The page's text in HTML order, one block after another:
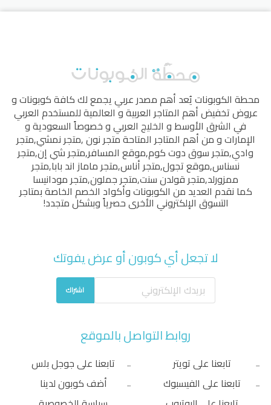
محطة الكوبوناتيُعد أهم مصدر عربي يجمع لك كافة كوبونات و
عروض تخفيض أهم المتاجر العربية و العالمية للمستخدم العربي
في الشرق الأوسط و الخليج العربي و خصوصاً السعودية و
الإمارات و من أهم المتاجر المتاحةمتجر نون,متجر نمشي,متجر
وادي,متجر سوق دوت كوم,موقع المسافر,متجر شي إن,متجر
نسناس,موقع تجول,متجر أناس,متجر ماماز اند بابا,متجر
ممزورلد,متجر قولدن سنت,متجر جملون,متجر مودانيسا
كما نقدم العديد من الكوبونات وأكواد الخصم الخاصة بمتاجر
التسوق الإلكتروني الأخرى حصرياً وبشكل متجدد!
لا تجعل أي كوبون أو عرض يفوتك
اشتراك
روابط التواصل بالموقع
تابعنا على تويتر
تابعنا على الفيسبوك
تابعنا على جوجل بلس
أضف كوبون لدينا